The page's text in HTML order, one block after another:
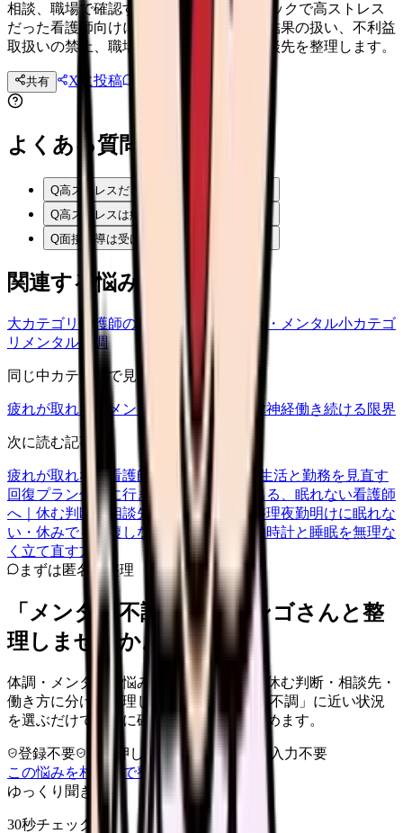
相談、職場で確認すること ストレスチェックで高ストレス
だった看護師向けに、医師の面接指導、結果の扱い、不利益
取扱いの禁止、職場で確認すること、相談先を整理します。
共有 Xに投稿
よくある質問
Q高ストレスだと職場に知られますか？
Q高ストレスは病気という意味ですか？
Q面接指導は受けたほうがいいですか？
関連する悩みカテゴリ
大カテゴリ 看護師の悩み 体調・メンタル小カテゴ
リ メンタル不調
同じ中カテゴリで見る
疲れが取れない メンタル不調 睡眠・自律神経働き続ける限界
次に読む記事
疲れが取れない看護師さんへ｜2週間で生活と勤務を見直す
回復プラン仕事に行きたくない、涙が出る、眠れない看護師
へ｜休む判断と相談先・傷病手当金の整理夜勤明けに眠れな
い・休みでも回復しない看護師へ｜体内時計と睡眠を無理な
く立て直す方法
まずは匿名で整理
「メンタル不調」を、カンゴさんと整
理しませんか。
体調・メンタルの悩みを、今の危険度・休む判断・相談先・
働き方に分けて整理します。 「メンタル不調」に近い状況
を選ぶだけで、次に確認することまで進めます。
登録不要 求人押し売りなし
病院名は入力不要
この悩みを相談室で整理する
ゆっくり聞きます
30秒チェック